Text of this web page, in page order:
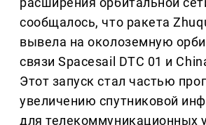
сообщалось, что ракета
вывела на околоземную
связи Spacesail DTC 01 и
Этот запуск стал частью
увеличению спутниковой
для телекоммуникационных